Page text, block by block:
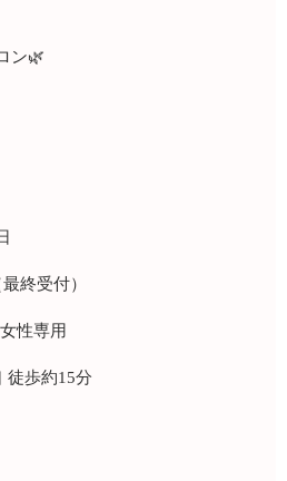
ン🌿
終受付）
女性専用
徒歩約15分